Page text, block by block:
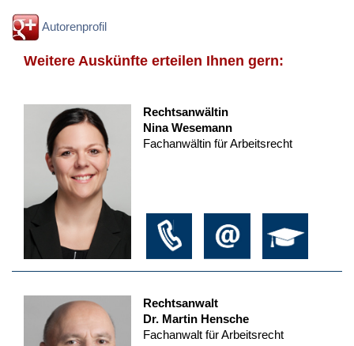
Autorenprofil
Weitere Auskünfte erteilen Ihnen gern:
Rechtsanwältin
Nina Wesemann
Fachanwältin für Arbeitsrecht
Rechtsanwalt
Dr. Martin Hensche
Fachanwalt für Arbeitsrecht